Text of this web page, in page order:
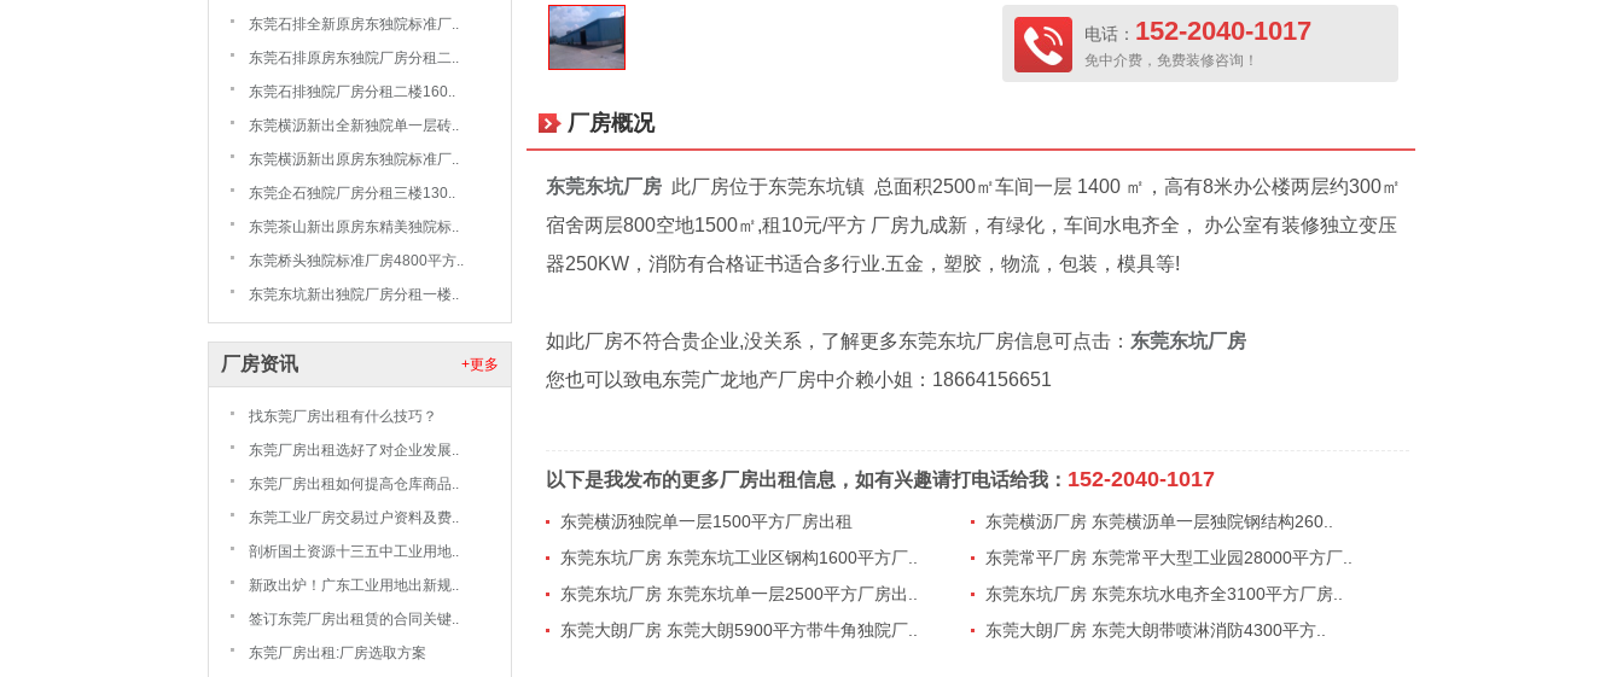
东莞石排全新原房东独院标准厂..
东莞石排原房东独院厂房分租二..
东莞石排独院厂房分租二楼160..
东莞横沥新出全新独院单一层砖..
东莞横沥新出原房东独院标准厂..
东莞企石独院厂房分租三楼130..
东莞茶山新出原房东精美独院标..
东莞桥头独院标准厂房4800平方..
东莞东坑新出独院厂房分租一楼..
+更多
厂房资讯
找东莞厂房出租有什么技巧？
东莞厂房出租选好了对企业发展..
东莞厂房出租如何提高仓库商品..
东莞工业厂房交易过户资料及费..
剖析国土资源十三五中工业用地..
新政出炉！广东工业用地出新规..
签订东莞厂房出租赁的合同关键..
东莞厂房出租:厂房选取方案
电话： 152-2040-1017
免中介费，免费装修咨询！
厂房概况
东莞东坑厂房 此厂房位于东莞东坑镇 总面积2500㎡车间一层 1400 ㎡，高有8米办公楼两层约300㎡
宿舍两层800空地1500㎡,租10元/平方 厂房九成新，有绿化，车间水电齐全， 办公室有装修独立变压
器250KW，消防有合格证书适合多行业.五金，塑胶，物流，包装，模具等!
如此厂房不符合贵企业,没关系，了解更多东莞东坑厂房信息可点击： 东莞东坑厂房
您也可以致电东莞广龙地产厂房中介赖小姐：18664156651
以下是我发布的更多厂房出租信息，如有兴趣请打电话给我： 152-2040-1017
东莞横沥独院单一层1500平方厂房出租
东莞横沥厂房 东莞横沥单一层独院钢结构260..
东莞东坑厂房 东莞东坑工业区钢构1600平方厂..
东莞常平厂房 东莞常平大型工业园28000平方厂..
东莞东坑厂房 东莞东坑单一层2500平方厂房出..
东莞东坑厂房 东莞东坑水电齐全3100平方厂房..
东莞大朗厂房 东莞大朗5900平方带牛角独院厂..
东莞大朗厂房 东莞大朗带喷淋消防4300平方..